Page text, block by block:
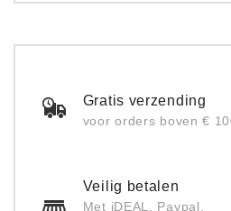
Gratis verzending
voor orders boven €
Veilig betalen
Met iDEAL, Paypal,